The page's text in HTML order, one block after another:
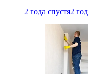
2 года спустя2